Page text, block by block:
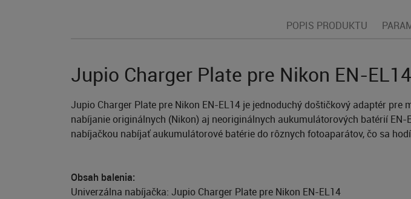
POPIS PRODUKTU
Jupio Charger Plate pre Nikon EN-EL14
Jupio Charger Plate pre Nikon EN-EL14 je jednoduchý doštičkový adaptér
nabíjanie originálnych (Nikon) aj neoriginálnych aukumulátorových batérií
nabíjačkou nabíjať aukumulátorové batérie do rôznych fotoaparátov, čo sa
Obsah balenia:
Univerzálna nabíjačka: Jupio Charger Plate pre Nikon EN-EL14